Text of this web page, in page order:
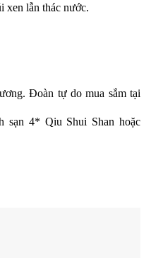
xen lẫn thác nước.
Đoàn tự do mua sắm tại
sạn 4* Qiu Shui Shan hoặc